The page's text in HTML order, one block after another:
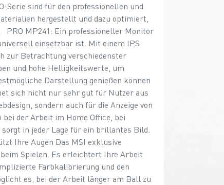
Serie sind für den professionellen und
hergestellt und dazu optimiert,
MP241: Ein professioneller Monitor
einsetzbar ist. Mit einem IPS
zur Betrachtung verschiedenster
und hohe Helligkeitswerte, um
Darstellung genießen können
sich nicht nur sehr gut für Nutzer aus
sondern auch für die Anzeige von
der Arbeit im Home Office, bei
in jeder Lage für ein brillantes Bild.
Ihre Augen Das MSI exklusive
Spielen. Es erleichtert Ihre Arbeit
Farbkalibrierung und den
es, bei der Arbeit länger am Ball zu